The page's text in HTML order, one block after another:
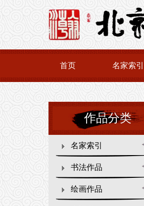
首页 名家索引
作品分类
名家索引
书法作品
绘画作品